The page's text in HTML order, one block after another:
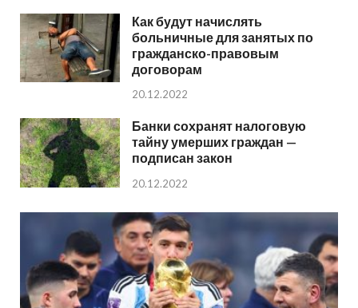
Как будут начислять
больничные для занятых по
гражданско-правовым
договорам
20.12.2022
Банки сохранят налоговую
тайну умерших граждан —
подписан закон
20.12.2022